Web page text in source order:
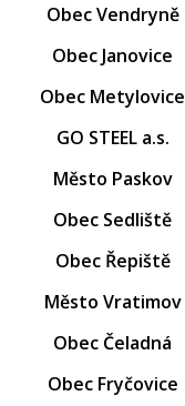
Obec Vendryně
Obec Janovice
Obec Metylovice
GO STEEL a.s.
Město Paskov
Obec Sedliště
Obec Řepiště
Město Vratimov
Obec Čeladná
Obec Fryčovice